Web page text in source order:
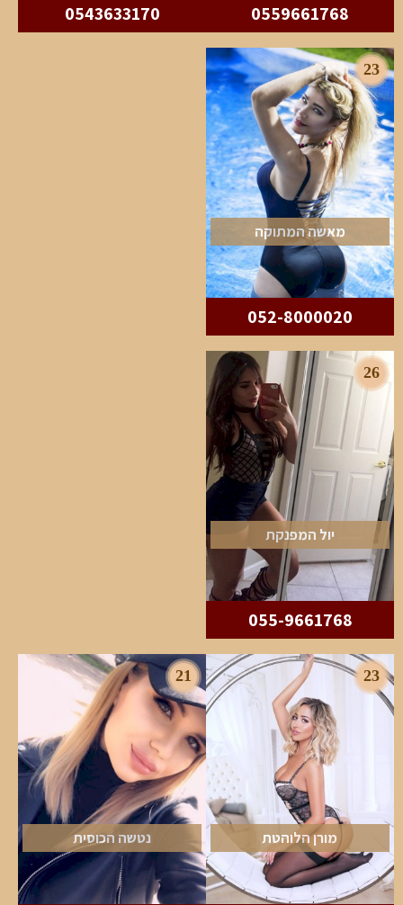
0559661768
0543633170
23
מאשה המתוקה
052-8000020
26
יול המפנקת
055-9661768
23
מורן הלוהטת
21
נטשה הכוסית